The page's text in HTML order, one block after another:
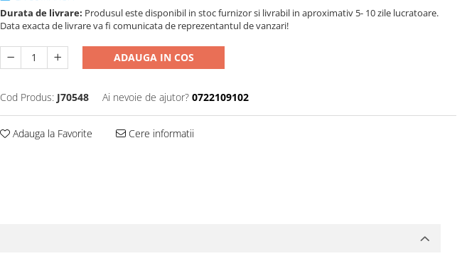
Durata de livrare: Produsul este disponibil in stoc furnizor si livrabil in aproximativ 5- 10 zile lucratoare.
Data exacta de livrare va fi comunicata de reprezentantul de vanzari!
ADAUGA IN COS
Cod Produs: J70548 Ai nevoie de ajutor? 0722109102
Adauga la Favorite Cere informatii